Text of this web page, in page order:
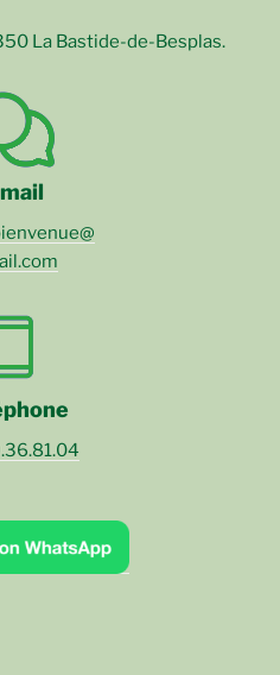
La Bastide-de-Besplas.